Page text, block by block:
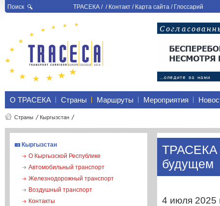
Поиск ТРАСЕКА/ /Контакт/Карта сайта/Глоссарий
О ТРАСЕКА Страны Маршруты Мероприятия
Страны Кыргызстан
Кыргызстан
О Кыргызской Республике
Автомобильный транспорт
Железнодорожный транспорт
Воздушный транспорт
Контакты
ТРАСЕКА
будущем
4 июля 2025